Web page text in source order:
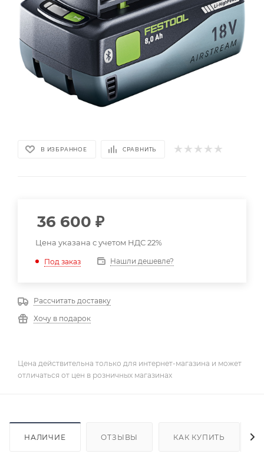
В ИЗБРАННОЕ СРАВНИТЬ
36 600 ₽
Цена указана с учетом НДС 22%
Под заказ Нашли дешевле?
Рассчитать доставку
Хочу в подарок
Цена действительна только для интернет-магазина и может
отличаться от цен в розничных магазинах
НАЛИЧИЕ ОТЗЫВЫ КАК КУПИТЬ